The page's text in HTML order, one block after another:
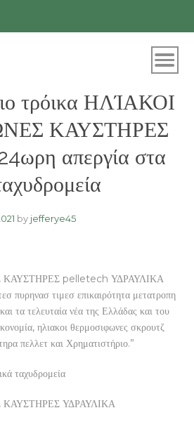
τρόικα ΗΛΊΑΚΟΙ
ΚΑΥΣΤΗΡΕΣ
απεργία στα
by jefferye45
pelletech ΥΔΡΑΥΛΙΚΑ
πυρηνασ τιμεσ επικαιρότητα μετατροπη
τα τελευταία νέα της Ελλάδας και του
ηλιακοι θερμοσιφωνες σκρουτζ
πελλετ και Χρηματιστήριο.”
ταχυδρομεία
ΥΔΡΑΥΛΙΚΑ